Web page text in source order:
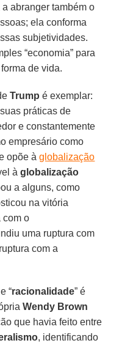
abranger também o
ela conforma
subjetividades.
“economia” para
de vida.
Trump é exemplar:
práticas de
e constantemente
empresário como
opõe àglobalização
àglobalização
a alguns, como
na vitória
com o
uma ruptura com
com a
“racionalidade” é
Wendy Brown
que havia feito entre
, identificando